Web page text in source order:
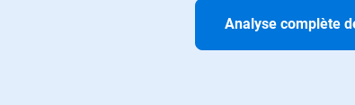
Analyse complète